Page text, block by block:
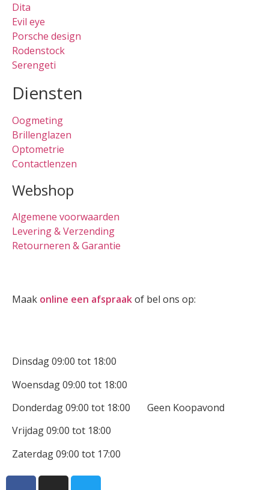
Dita
Evil eye
Porsche design
Rodenstock
Serengeti
Diensten
Oogmeting
Brillenglazen
Optometrie
Contactlenzen
Webshop
Algemene voorwaarden
Levering & Verzending
Retourneren & Garantie
Maak online een afspraakof bel ons op:
Dinsdag 09:00 tot 18:00
Woensdag 09:00 tot 18:00
Donderdag 09:00 tot 18:00 Geen Koopavond
Vrijdag 09:00 tot 18:00
Zaterdag 09:00 tot 17:00